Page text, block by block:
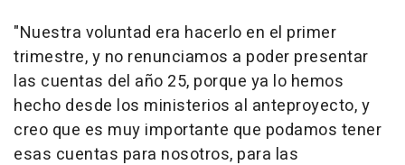
"Nuestra voluntad era hacerlo en el primer
trimestre, y no renunciamos a poder presentar
las cuentas del año 25, porque ya lo hemos
hecho desde los ministerios al anteproyecto, y
creo que es muy importante que podamos tener
esas cuentas para nosotros, para las